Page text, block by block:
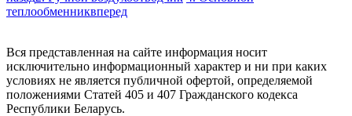
теплообменниквперед
Вся представленная на сайте информация носит
исключительно информационный характер и ни при каких
условиях не является публичной офертой, определяемой
положениями Статей 405 и 407 Гражданского кодекса
Республики Беларусь.